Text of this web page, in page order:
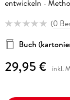
entwickeln -
(0
Buch
29,95 € inkl.